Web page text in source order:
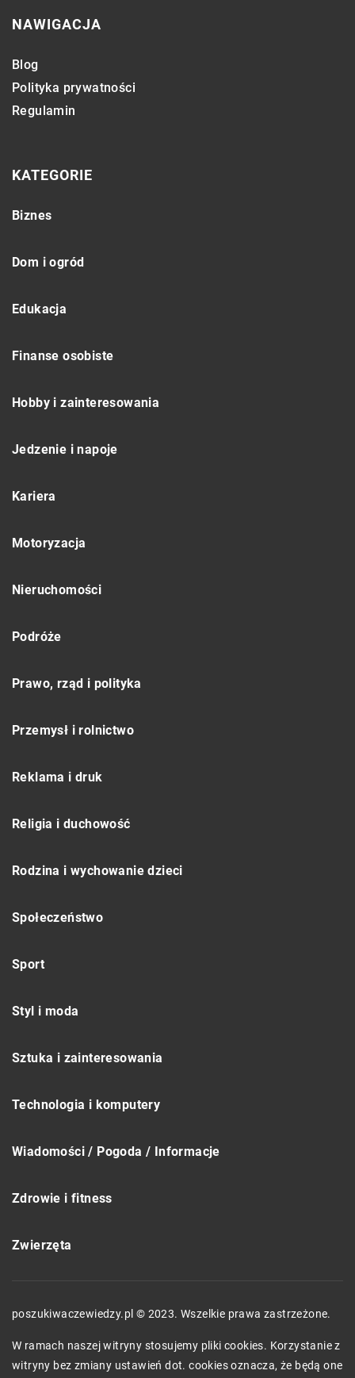
NAWIGACJA
Blog
Polityka prywatności
Regulamin
KATEGORIE
Biznes
Dom i ogród
Edukacja
Finanse osobiste
Hobby i zainteresowania
Jedzenie i napoje
Kariera
Motoryzacja
Nieruchomości
Podróże
Prawo, rząd i polityka
Przemysł i rolnictwo
Reklama i druk
Religia i duchowość
Rodzina i wychowanie dzieci
Społeczeństwo
Sport
Styl i moda
Sztuka i zainteresowania
Technologia i komputery
Wiadomości / Pogoda / Informacje
Zdrowie i fitness
Zwierzęta
poszukiwaczewiedzy.pl © 2023. Wszelkie prawa zastrzeżone.
W ramach naszej witryny stosujemy pliki cookies. Korzystanie z
witryny bez zmiany ustawień dot. cookies oznacza, że będą one